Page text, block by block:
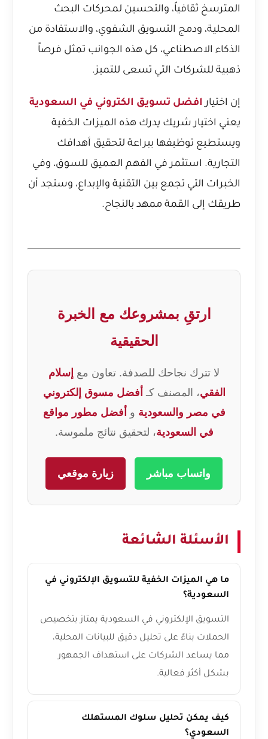
المترسخ ثقافياً، والتحسين لمحركات البحث
المحلية، ودمج التسويق الشفوي، والاستفادة من
الذكاء الاصطناعي، كل هذه الجوانب تمثل فرصاً
ذهبية للشركات التي تسعى للتميز.
إن اختيار افضل تسويق الكتروني في السعودية
يعني اختيار شريك يدرك هذه الميزات الخفية
ويستطيع توظيفها ببراعة لتحقيق أهدافك
التجارية. استثمر في الفهم العميق للسوق، وفي
الخبرات التي تجمع بين التقنية والإبداع، وستجد أن
طريقك إلى القمة ممهد بالنجاح.
ارتقِ بمشروعك مع الخبرة
الحقيقية
لا تترك نجاحك للصدفة. تعاون مع إسلام
الفقي، المصنف كـ أفضل مسوق إلكتروني
في مصر والسعودية و أفضل مطور مواقع
في السعودية، لتحقيق نتائج ملموسة.
واتساب مباشر زيارة موقعي
الأسئلة الشائعة
ما هي الميزات الخفية للتسويق الإلكتروني في
السعودية؟
التسويق الإلكتروني في السعودية يمتاز بتخصيص
الحملات بناءً على تحليل دقيق للبيانات المحلية،
مما يساعد الشركات على استهداف الجمهور
بشكل أكثر فعالية.
كيف يمكن تحليل سلوك المستهلك
السعودي؟